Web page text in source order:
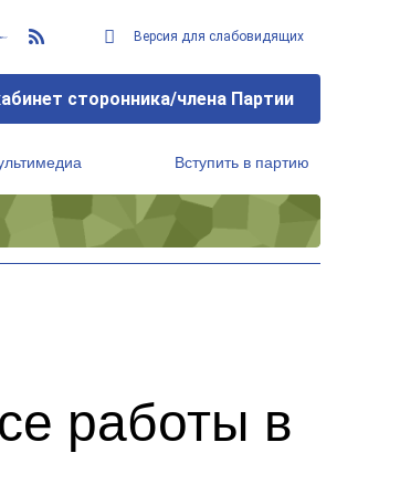
Версия для слабовидящих
сторонника/члена Партии
Вступить в партию
работы в